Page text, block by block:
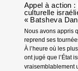
Appel à action :
culturelle
« Batsheva
Nous avons appris
reprend ses
À l’heure où les
ont jugé que l’État
vraisemblablement